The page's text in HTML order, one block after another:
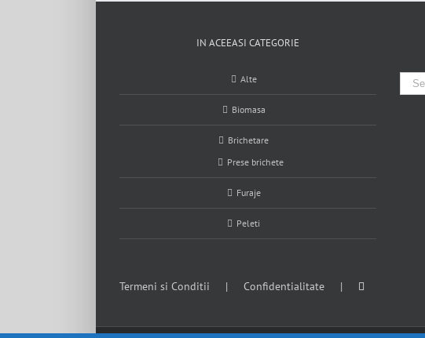
IN ACEEASI CATEGORIE
Alte
Biomasa
Brichetare
Prese brichete
Furaje
Peleti
Termeni si Conditii Confidentialitate